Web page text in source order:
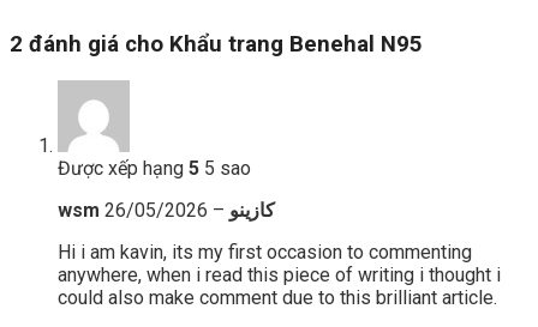
2 đánh giá cho Khẩu trang Benehal N95
Được xếp hạng 5 5 sao
wsm كازينو –
26/05/2026
Hi i am kavin, its my first occasion to commenting
anywhere, when i read this piece of writing i thought i
could also make comment due to this brilliant article.